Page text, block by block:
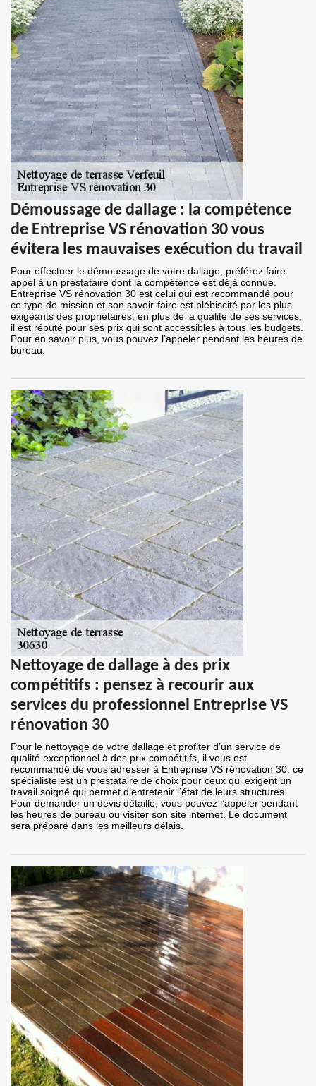
Démoussage de dallage : la compétence
de Entreprise VS rénovation 30 vous
évitera les mauvaises exécution du travail
Pour effectuer le démoussage de votre dallage, préférez faire
appel à un prestataire dont la compétence est déjà connue.
Entreprise VS rénovation 30 est celui qui est recommandé pour
ce type de mission et son savoir-faire est plébiscité par les plus
exigeants des propriétaires. en plus de la qualité de ses services,
il est réputé pour ses prix qui sont accessibles à tous les budgets.
Pour en savoir plus, vous pouvez l’appeler pendant les heures de
bureau.
Nettoyage de dallage à des prix
compétitifs : pensez à recourir aux
services du professionnel Entreprise VS
rénovation 30
Pour le nettoyage de votre dallage et profiter d’un service de
qualité exceptionnel à des prix compétitifs, il vous est
recommandé de vous adresser à Entreprise VS rénovation 30. ce
spécialiste est un prestataire de choix pour ceux qui exigent un
travail soigné qui permet d’entretenir l’état de leurs structures.
Pour demander un devis détaillé, vous pouvez l’appeler pendant
les heures de bureau ou visiter son site internet. Le document
sera préparé dans les meilleurs délais.